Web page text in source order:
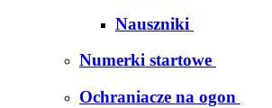
Nauszniki
Numerki startowe
Ochraniacze na ogon